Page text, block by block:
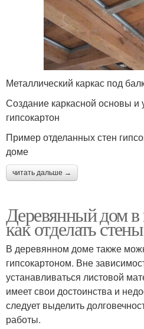
Металлический каркас под
Создание каркасной основы и
гипсокартон
Пример отделанных стен
доме
читать дальше →
Деревянный дом в
как отделать
В деревянном доме также
гипсокартоном. Вне
устанавливаться листовой
имеет свои достоинства и
следует выделить
работы.